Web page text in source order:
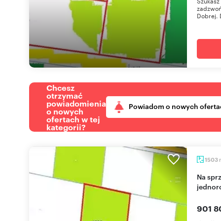
Dobrej.
Chcesz
otrzymać
powiadomienia
o nowych
ofertach w tej
kategorii?
Powiadom o nowych
1503
Na sprzedaż działka 1503 m² pod dom
901